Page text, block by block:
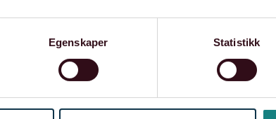
Egenskaper Statistikk
med andre tjenester (f.eks. Apple Pay)
en pen fasade
om å tilby de smarteste løsningene for